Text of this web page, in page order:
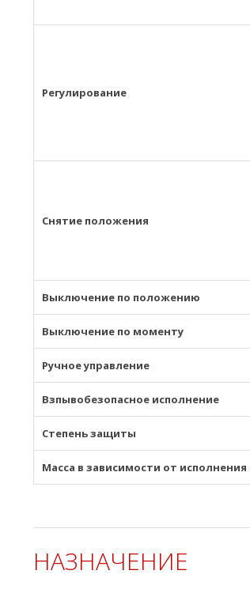
Регулирование
Снятие положения
Выключение по положению
Выключение по моменту
Ручное управление
Взпывобезопасное исполнение
Степень защиты
Масса в зависимости от
НАЗНАЧЕНИЕ